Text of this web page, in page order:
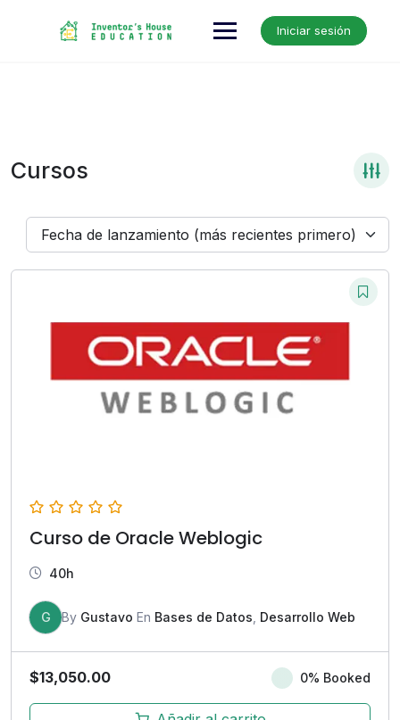
Iniciar sesión
Cursos
Fecha de lanzamiento (más recientes primero)
Curso de Oracle Weblogic
40h
G By Gustavo En Bases de Datos Desarrollo Web
$13,050.00 0% Booked